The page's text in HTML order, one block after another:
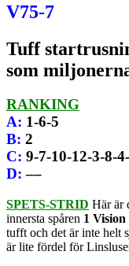
V75-7
Tuff
som
RANKING
A: 1-6-5
B: 2
C: 9-7-10-12-3-8-
D: ––
SPETS-STRID Här är
innersta spåren 1
tufft och det är inte helt
är lite fördel för